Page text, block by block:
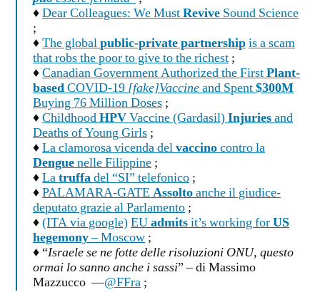
♦Dear Colleagues: We MustRevive Sound Science
;
♦The globalpublic-private partnershipis a scam
that robs the poor to give to the richest ;
♦Canadian Government Authorized the FirstPlant-
basedCOVID-19 [fake]Vaccineand Spent$300M
Buying 76 Million Doses ;
♦ChildhoodHPVVaccine (Gardasil)Injuriesand
Deaths of Young Girls ;
♦La clamorosa vicenda delvaccinocontro la
Denguenelle Filippine ;
♦Latruffadel “SI” telefonico ;
♦PALAMARA-GATE Assoltoanche il giudice-
deputato grazie al Parlamento ;
♦(ITA via google)EUadmitsit’s working forUS
hegemony– Moscow ;
♦ “Israele se ne fotte delle risoluzioni ONU, questo
ormai lo sanno anche i sassi” – di Massimo
Mazzucco —@FFra ;